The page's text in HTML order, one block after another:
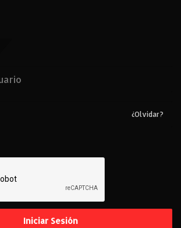
¿Olvidar?
Iniciar Sesión